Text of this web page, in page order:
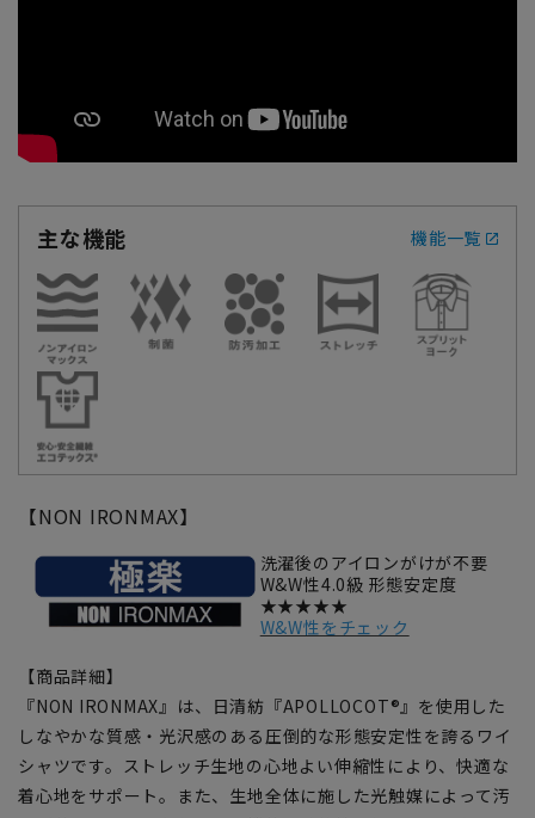
主な機能 機能一覧
【NON IRONMAX】
洗濯後のアイロンがけが不要
W&W性4.0級 形態安定度
★★★★★
W&W性をチェック
【商品詳細】
『NON IRONMAX』は、日清紡『APOLLOCOT®』を使用した
しなやかな質感・光沢感のある圧倒的な形態安定性を誇るワイ
シャツです。ストレッチ生地の心地よい伸縮性により、快適な
着心地をサポート。また、生地全体に施した光触媒によって汚